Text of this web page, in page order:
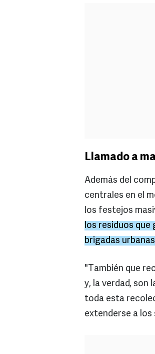
Llamado a
Además del
centrales en el
los festejos
los residuos que
brigadas urbanas
"También que
y, la verdad, son
toda esta
extenderse a los